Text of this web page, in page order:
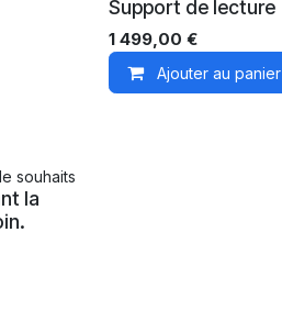
Support de lecture
1 499,00 €
Ajouter au panier
la
souhaits